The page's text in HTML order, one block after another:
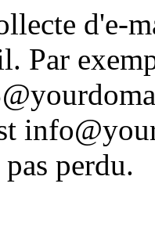
d'e-
Par
perdu.